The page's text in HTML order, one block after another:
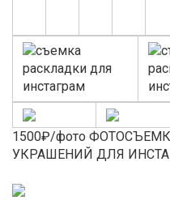
1500₽/фото
УКРАШЕНИЙ ДЛЯ